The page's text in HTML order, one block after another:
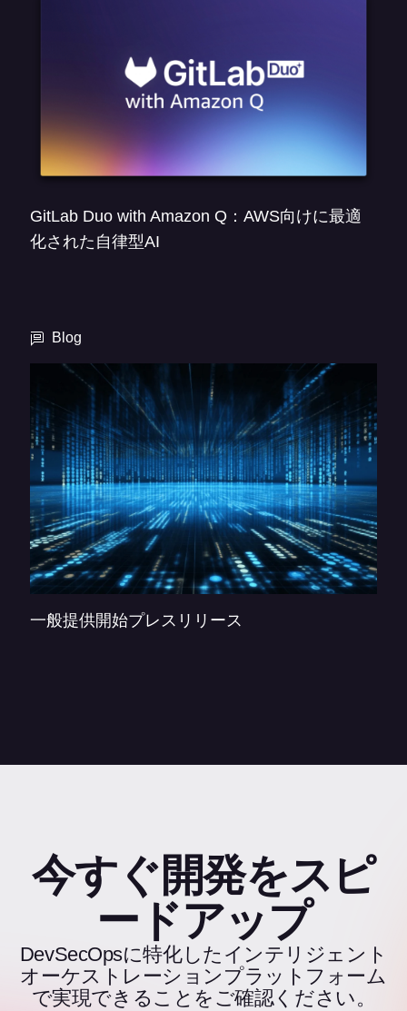
GitLab Duo with Amazon Q：AWS向けに最適
化された自律型AI
Blog
一般提供開始プレスリリース
今すぐ開発をスピ
ードアップ
DevSecOpsに特化したインテリジェント
オーケストレーションプラットフォーム
で実現できることをご確認ください。